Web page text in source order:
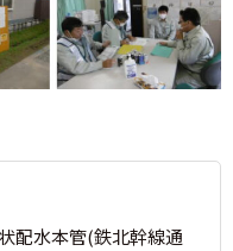
配水本管(鉄北幹線通